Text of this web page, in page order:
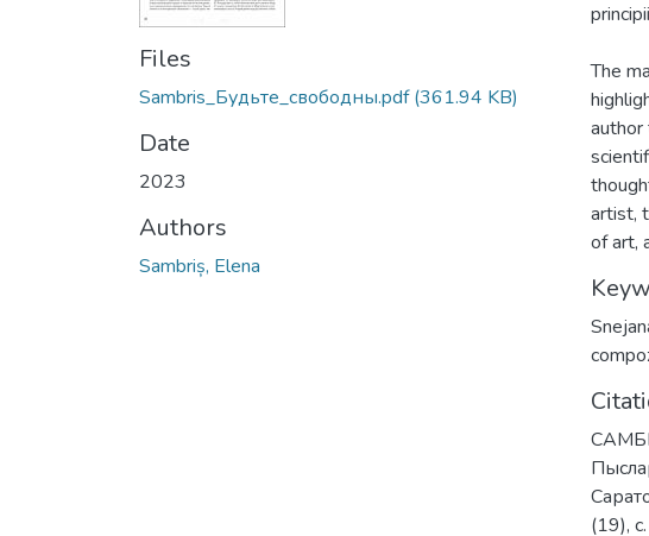
Files
Sambris_Будьте_свободны.pdf(361.94 KB)
Date
2023
Authors
Sambriș, Elena
The
author
artist,
of art,
(19),